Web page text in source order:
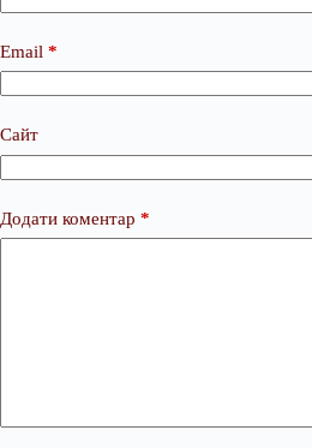
Email *
Сайт
Додати коментар *